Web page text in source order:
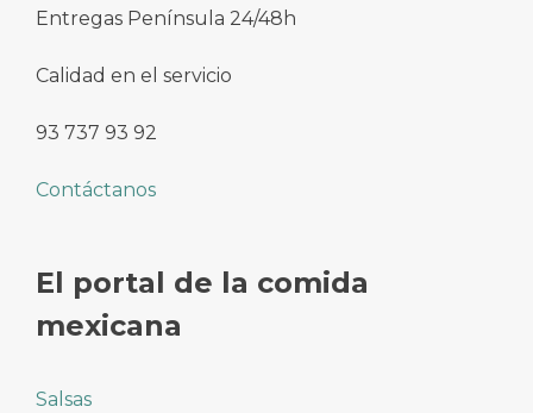
Entregas Península 24/48h
Calidad en el servicio
93 737 93 92
Contáctanos
El portal de la comida
mexicana
Salsas